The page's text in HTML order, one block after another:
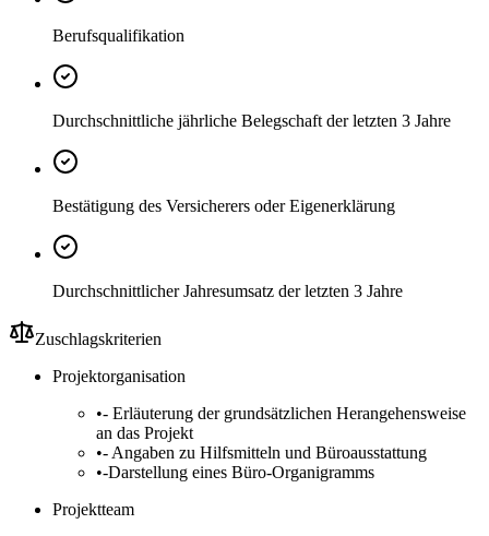
Berufsqualifikation
Durchschnittliche jährliche Belegschaft der letzten 3 Jahre
Bestätigung des Versicherers oder Eigenerklärung
Durchschnittlicher Jahresumsatz der letzten 3 Jahre
Zuschlagskriterien
Projektorganisation
•- Erläuterung der grundsätzlichen Herangehensweise
an das Projekt
•- Angaben zu Hilfsmitteln und Büroausstattung
•-Darstellung eines Büro-Organigramms
Projektteam